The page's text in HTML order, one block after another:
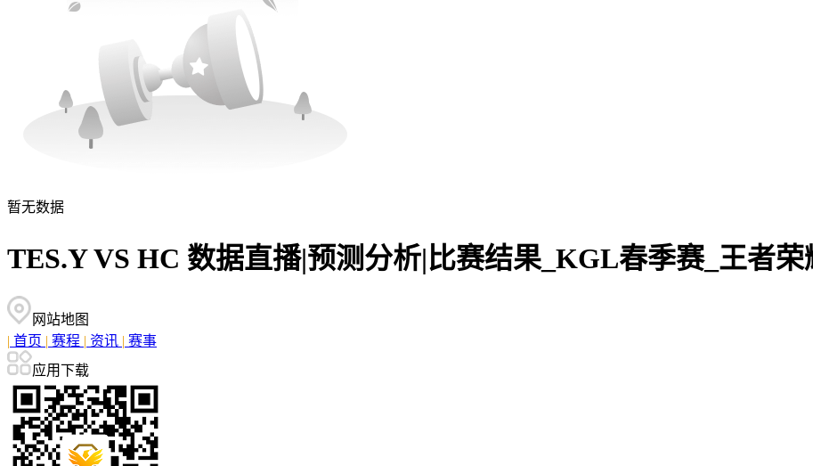
暂无数据
TES.Y VS HC 数据直播|预测分析|比赛结果_KGL春季赛_王者
网站地图
| 首页 | 赛程 | 资讯 | 赛事
应用下载